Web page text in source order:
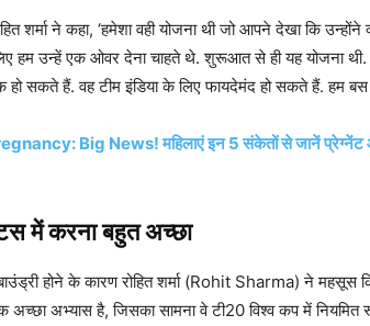
शर्मा ने कहा, ‘हमेशा वही योजना थी जो आपने देखा कि
हम उन्हें एक ओवर देना चाहते थे. शुरूआत से ही यह योजना
हो सकते हैं. वह टीम इंडिया के लिए फायदेमंद हो सकते हैं. हम बस
Big News! महिलाएं इन 5 संकेतों से जानें प्रेग्नेंट
में करना बहुत अच्छा
बाउंड्री होने के कारण रोहित शर्मा (Rohit Sharma) ने
अच्छा अभ्यास है, जिसका सामना वे टी20 विश्व कप में